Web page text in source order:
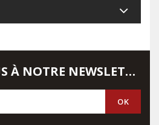
INSCRIVEZ-VOUS À NOTRE NEWSLETTER